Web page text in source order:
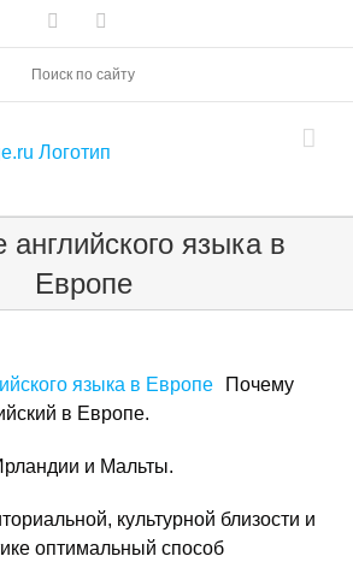
Поиск по сайту
английского языка в
Европе
Почему
в Европе.
и Мальты.
культурной близости и
оптимальный способ